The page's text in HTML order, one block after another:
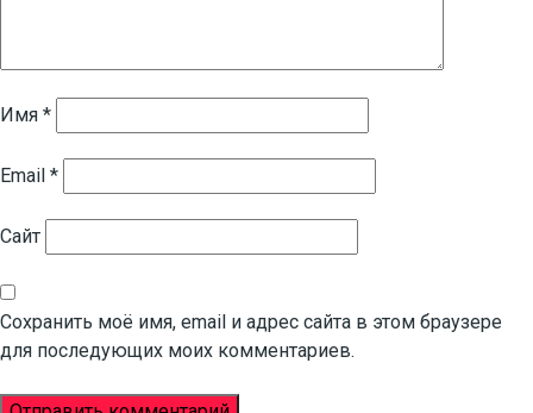
Имя *
Email *
Сайт
Сохранить моё имя, email и адрес сайта в этом браузере
для последующих моих комментариев.